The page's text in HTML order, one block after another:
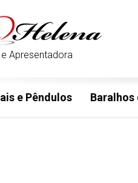
Apresentadora
e Pêndulos